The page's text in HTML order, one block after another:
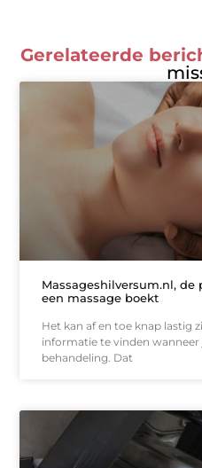
Gerelateerde
Massageshilversum.nl,
een massage boekt
Het kan af en toe knap lastig
informatie te vinden wanneer
behandeling. Dat